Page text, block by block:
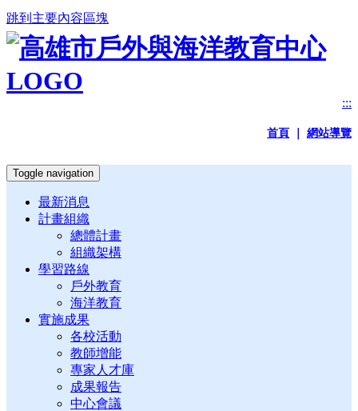
跳到主要內容區塊
:::
首頁 網站導覽
Toggle navigation
最新消息
計畫組織
總體計畫
組織架構
學習路線
戶外教育
海洋教育
實施成果
各校活動
教師增能
專家人才庫
成果報告
中心會議